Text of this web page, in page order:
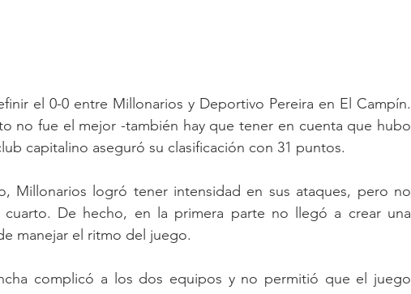
el 0-0 entre Millonarios y Deportivo Pereira en El Campín.
no fue el mejor -también hay que tener en cuenta que hubo
capitalino aseguró su clasificación con 31 puntos.
Millonarios logró tener intensidad en sus ataques, pero no
De hecho, en la primera parte no llegó a crear una
manejar el ritmo del juego.
complicó a los dos equipos y no permitió que el juego